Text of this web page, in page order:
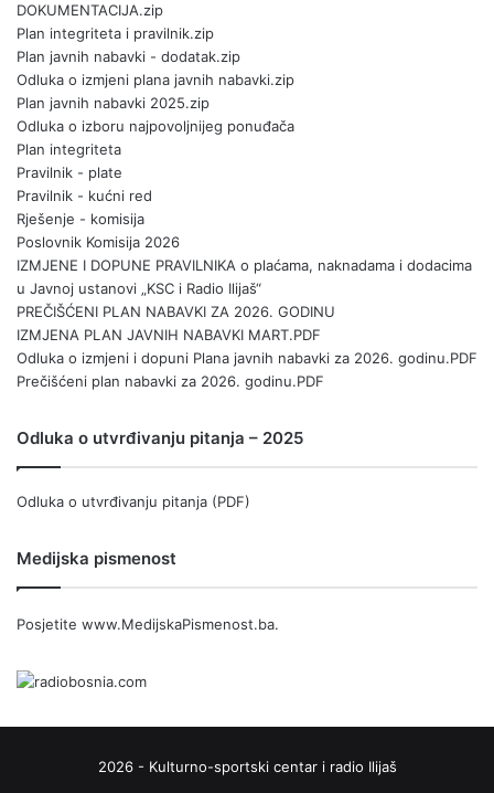
DOKUMENTACIJA.zip
Plan integriteta i pravilnik.zip
Plan javnih nabavki - dodatak.zip
Odluka o izmjeni plana javnih nabavki.zip
Plan javnih nabavki 2025.zip
Odluka o izboru najpovoljnijeg ponuđača
Plan integriteta
Pravilnik - plate
Pravilnik - kućni red
Rješenje - komisija
Poslovnik Komisija 2026
IZMJENE I DOPUNE PRAVILNIKA o plaćama, naknadama i dodacima
u Javnoj ustanovi „KSC i Radio Ilijaš“
PREČIŠĆENI PLAN NABAVKI ZA 2026. GODINU
IZMJENA PLAN JAVNIH NABAVKI MART.PDF
Odluka o izmjeni i dopuni Plana javnih nabavki za 2026. godinu.PDF
Prečišćeni plan nabavki za 2026. godinu.PDF
Odluka o utvrđivanju pitanja – 2025
Odluka o utvrđivanju pitanja (PDF)
Medijska pismenost
Posjetite www.MedijskaPismenost.ba.
2026 - Kulturno-sportski centar i radio Ilijaš